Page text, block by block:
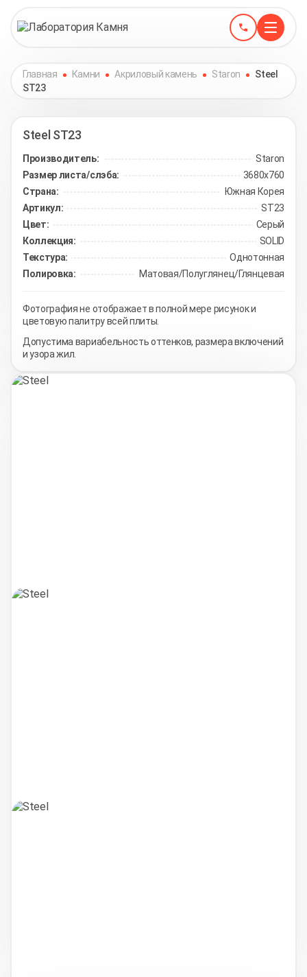
Главная Камни Акриловый камень Staron
Steel
ST23
Steel ST23
Производитель:
Staron
Размер листа/слэба:
3680х760
Страна:
Южная Корея
Артикул:
ST23
Цвет:
Серый
Коллекция:
SOLID
Текстура:
Однотонная
Полировка:
Матовая/Полуглянец/Глянцевая
Фотография не отображает в полной мере рисунок и
цветовую палитру всей плиты.
Допустима вариабельность оттенков, размера включений
и узора жил.